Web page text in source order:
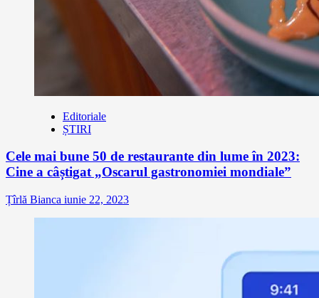
Editoriale
ȘTIRI
Cele mai bune 50 de restaurante din lume în 2023:
Cine a câștigat „Oscarul gastronomiei mondiale”
Țîrlă Bianca iunie 22, 2023